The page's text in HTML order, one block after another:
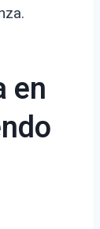
en